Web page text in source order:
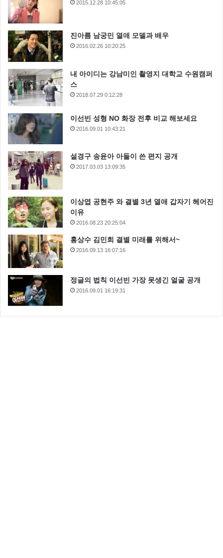
2015.12.28 10:45:05
진아름 남궁민 열애 모델과 배우
2016.02.26 10:20:25
내 아이디는 강남미인 촬영지 대학교 수원캠퍼
스
2018.07.29 0:12:28
이선빈 성형 NO 화장 전후 비교 해보세요
2016.09.01 10:43:21
설경구 송윤아 아들이 쓴 편지 공개
2017.03.03 13:09:35
이상엽 공현주 와 결별 3년 열애 갑자기 헤어진
이유
2016.08.23 20:25:04
홍상수 김민희 결별 미래를 위해서~
2016.09.13 16:07:16
정글의 법칙 이선빈 가장 못생긴 얼굴 공개
2016.09.01 16:19:31